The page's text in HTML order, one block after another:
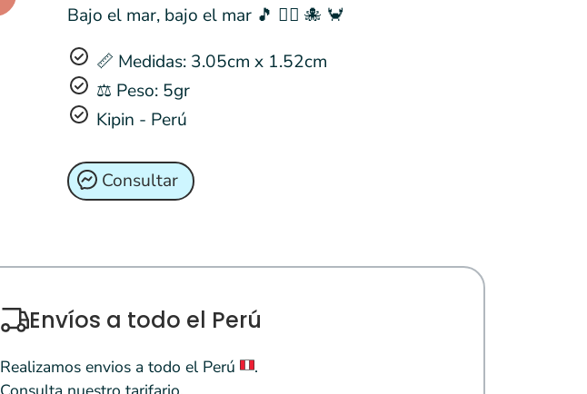
Bajo el mar, bajo el mar 🎵 🧜‍♀️ 🐙 🦀
📏 Medidas: 3.05cm x 1.52cm
⚖️ Peso: 5gr
Kipin - Perú
Consultar
Envíos a todo el Perú
Realizamos envios a todo el Perú
.